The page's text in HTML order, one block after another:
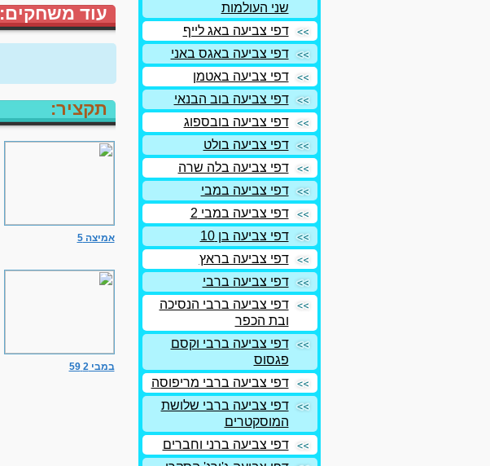
שני העולמות
דפי צביעה באג לייף
דפי צביעה באגס באני
דפי צביעה באטמן
דפי צביעה בוב הבנאי
דפי צביעה בובספוג
דפי צביעה בולט
דפי צביעה בלה שרה
דפי צביעה במבי
דפי צביעה במבי 2
דפי צביעה בן 10
דפי צביעה בראץ
דפי צביעה ברבי
דפי צביעה ברבי הנסיכה
ובת הכפר
דפי צביעה ברבי וקסם
פגסוס
דפי צביעה ברבי מריפוסה
דפי צביעה ברבי שלושת
המוסקטרים
דפי צביעה ברני וחברים
תקציר:
עוד משחקים:
אמיצה 5
במבי 2 59